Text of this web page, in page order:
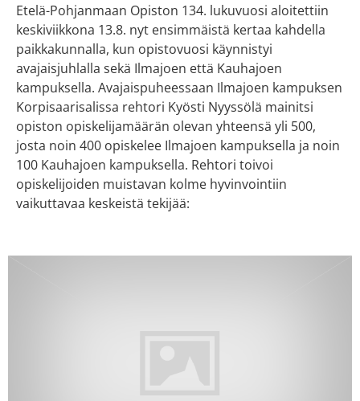
Etelä-Pohjanmaan Opiston 134. lukuvuosi aloitettiin
keskiviikkona 13.8. nyt ensimmäistä kertaa kahdella
paikkakunnalla, kun opistovuosi käynnistyi
avajaisjuhlalla sekä Ilmajoen että Kauhajoen
kampuksella. Avajaispuheessaan Ilmajoen kampuksen
Korpisaarisalissa rehtori Kyösti Nyyssölä mainitsi
opiston opiskelijamäärän olevan yhteensä yli 500,
josta noin 400 opiskelee Ilmajoen kampuksella ja noin
100 Kauhajoen kampuksella. Rehtori toivoi
opiskelijoiden muistavan kolme hyvinvointiin
vaikuttavaa keskeistä tekijää: